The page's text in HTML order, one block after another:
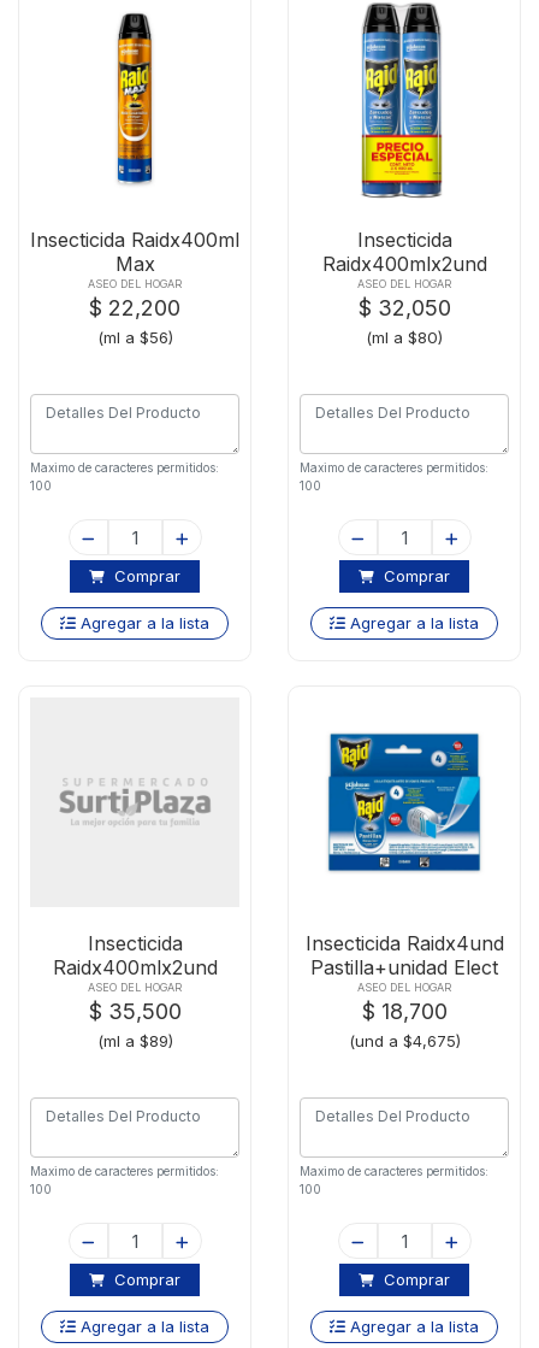
Insecticida Raidx400ml
Max
ASEO DEL HOGAR
$ 22,200
(ml a $56)
Maximo de caracteres permitidos:
100
Comprar
Agregar a la lista
Insecticida
Raidx400mlx2und
Elimina Voladores
ASEO DEL HOGAR
$ 32,050
(ml a $80)
Maximo de caracteres permitidos:
100
Comprar
Agregar a la lista
Insecticida
Raidx400mlx2und
Max
ASEO DEL HOGAR
$ 35,500
(ml a $89)
Maximo de caracteres permitidos:
100
Comprar
Agregar a la lista
Insecticida Raidx4und
Pastilla+unidad Elect
ASEO DEL HOGAR
$ 18,700
(und a $4,675)
Maximo de caracteres permitidos:
100
Comprar
Agregar a la lista